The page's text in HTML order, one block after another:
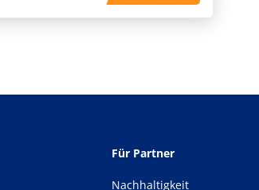
Für Partner
Nachhaltigkeit